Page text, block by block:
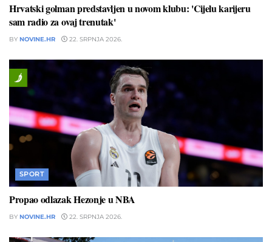
Hrvatski golman predstavljen u novom klubu: 'Cijelu karijeru
sam radio za ovaj trenutak'
BY NOVINE.HR 22. SRPNJA 2026.
SPORT
Propao odlazak Hezonje u NBA
BY NOVINE.HR 22. SRPNJA 2026.